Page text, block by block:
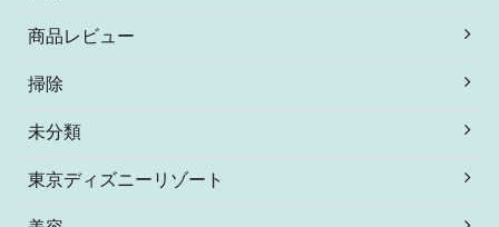
商品レビュー
掃除
未分類
東京ディズニーリゾート